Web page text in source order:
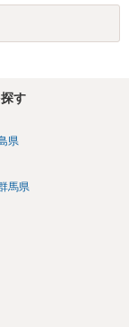
ただし理路整然
バック」とのこと
断基準に合致した説
ころです。、もし
法律知識も要求さ
っかりと揃えて、
す
県
馬県